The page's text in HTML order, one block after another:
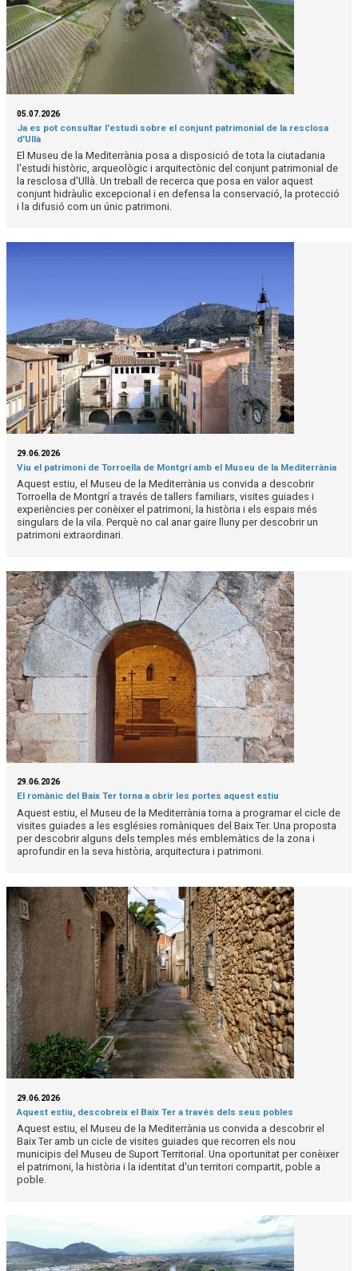
05.07.2026
Ja es pot consultar l'estudi sobre el conjunt patrimonial de la resclosa
d'Ullà
El Museu de la Mediterrània posa a disposició de tota la ciutadania
l'estudi històric, arqueològic i arquitectònic del conjunt patrimonial de
la resclosa d'Ullà. Un treball de recerca que posa en valor aquest
conjunt hidràulic excepcional i en defensa la conservació, la protecció
i la difusió com un únic patrimoni.
29.06.2026
Viu el patrimoni de Torroella de Montgrí amb el Museu de la Mediterrània
Aquest estiu, el Museu de la Mediterrània us convida a descobrir
Torroella de Montgrí a través de tallers familiars, visites guiades i
experiències per conèixer el patrimoni, la història i els espais més
singulars de la vila. Perquè no cal anar gaire lluny per descobrir un
patrimoni extraordinari.
29.06.2026
El romànic del Baix Ter torna a obrir les portes aquest estiu
Aquest estiu, el Museu de la Mediterrània torna a programar el cicle de
visites guiades a les esglésies romàniques del Baix Ter. Una proposta
per descobrir alguns dels temples més emblemàtics de la zona i
aprofundir en la seva història, arquitectura i patrimoni.
29.06.2026
Aquest estiu, descobreix el Baix Ter a través dels seus pobles
Aquest estiu, el Museu de la Mediterrània us convida a descobrir el
Baix Ter amb un cicle de visites guiades que recorren els nou
municipis del Museu de Suport Territorial. Una oportunitat per conèixer
el patrimoni, la història i la identitat d'un territori compartit, poble a
poble.